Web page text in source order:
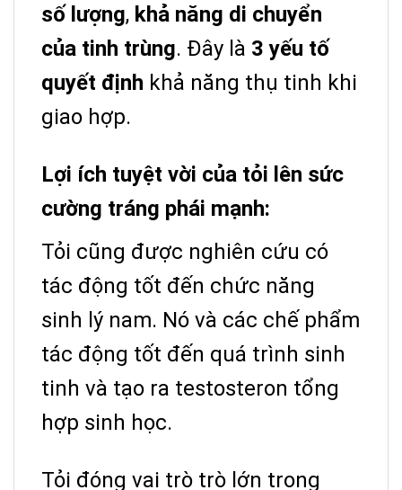
số lượng, khả năng di chuyển
của tinh trùng. Đây là 3 yếu tố
quyết định khả năng thụ tinh khi
giao hợp.
Lợi ích tuyệt vời của tỏi lên sức
cường tráng phái mạnh:
Tỏi cũng được nghiên cứu có
tác động tốt đến chức năng
sinh lý nam. Nó và các chế phẩm
tác động tốt đến quá trình sinh
tinh và tạo ra testosteron tổng
hợp sinh học.
Tỏi đóng vai trò trò lớn trong